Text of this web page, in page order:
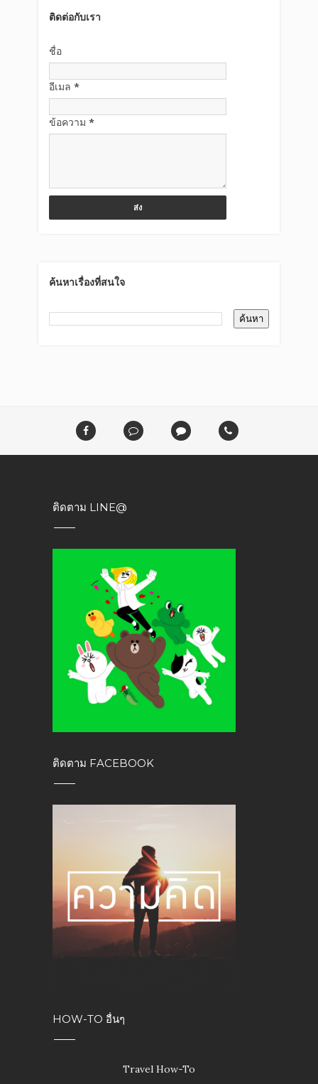
ติดต่อกับเรา
ชื่อ
อีเมล *
ข้อความ *
ค้นหาเรื่องที่สนใจ
ติดตาม LINE@
ติดตาม FACEBOOK
HOW-TO อื่นๆ
Travel How-To